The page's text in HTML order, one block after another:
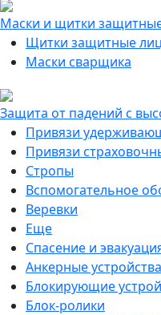
Маски и щитки
Щитки защитные
Маски сварщика
Защита от падений с
Привязи
Привязи
Стропы
Вспомогательное
Веревки
Еще
Спасение и
Анкерные устройства
Блокирующие
Блок-ролики